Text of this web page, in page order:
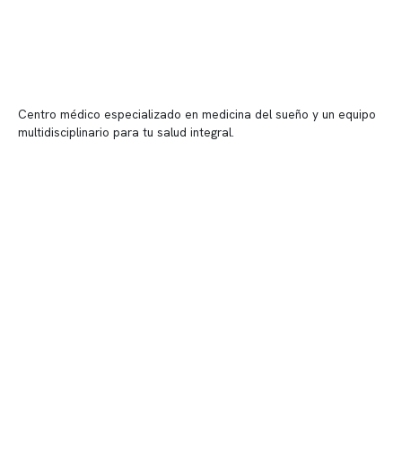
Centro médico especializado en medicina del sueño y un equipo
multidisciplinario para tu salud integral.